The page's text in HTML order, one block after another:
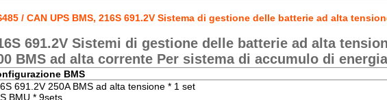
/ CAN UPS BMS, 216S 691.2V Sistema di gestione delle batterie ad alta
691.2V Sistemi di gestione delle batterie ad alta
BMS ad alta corrente Per sistema di accumulo di
BMS
691.2V 250A BMS ad alta tensione * 1 set
BMU * 9sets